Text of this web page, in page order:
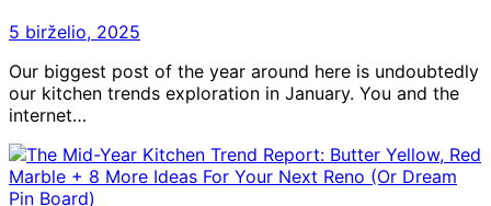
5 birželio, 2025
Our biggest post of the year around here is undoubtedly
our kitchen trends exploration in January. You and the
internet…